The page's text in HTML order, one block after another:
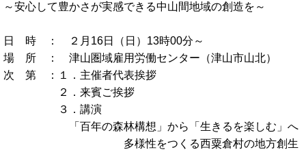
～安心して豊かさが実感できる中山間地域の創造を～
日 時 ： ２月16日（日）13時00分～
場 所 ： 津山圏域雇用労働センター（津山市山北）
次 第 ：１．主催者代表挨拶
２．来賓ご挨拶
３．講演
「百年の森林構想」から「生きるを楽しむ」へ
多様性をつくる西粟倉村の地方創生